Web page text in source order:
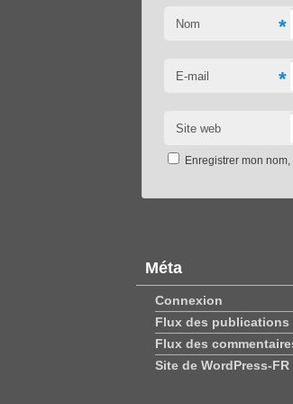
Nom *
E-mail *
Site web
Enregistrer mon
Méta
Connexion
Flux des publications
Flux des
Site de WordPress-FR